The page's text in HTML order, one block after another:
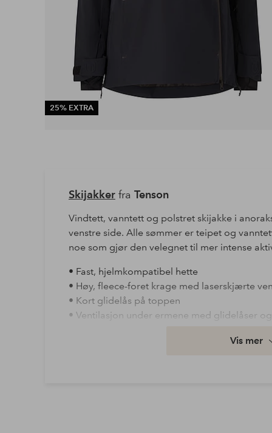
25% EXTRA
Skijakkerfra Tenson
Vindtett, vanntett og polstret skijakke i
venstre side. Alle sømmer er teipet og
noe som gjør den velegnet til mer intense
• Fast, hjelmkompatibel hette
• Høy, fleece-foret krage med laserskjærte
• Kort glidelås på toppen
• Ventilasjon under ermene med glidelåser
Vis mer